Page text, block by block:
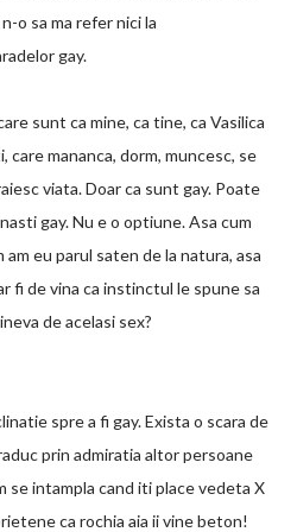
o sa ma refer nici la
gay.
sunt ca mine, ca tine, ca Vasilica
care mananca, dorm, muncesc, se
viata. Doar ca sunt gay. Poate
gay. Nu e o optiune. Asa cum
am eu parul saten de la natura, asa
fi de vina ca instinctul le spune sa
de acelasi sex?
spre a fi gay. Exista o scara de
prin admiratia altor persoane
se intampla cand iti place vedeta X
ca rochia aia ii vine beton!